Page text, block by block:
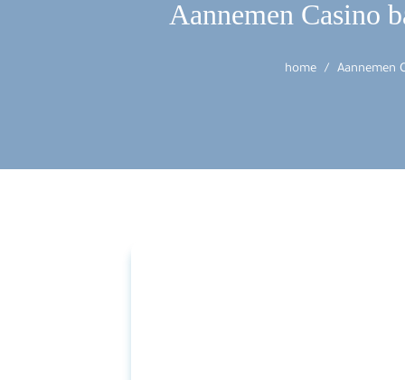
Aannemen Casino
home Aannemen